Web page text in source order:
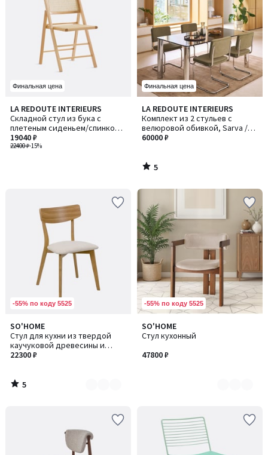
Финальная цена
LA REDOUTE INTERIEURS
Складной стул из бука с
плетеным сиденьем/спинкой,
Rivia / Ривиа
22400 ₽-15%
19040 ₽
Финальная цена
LA REDOUTE INTERIEURS
Комплект из 2 стульев с
велюровой обивкой, Sarva /
Сарва
60000 ₽
5
/
5
5
/
-55% по коду 5525
SO'HOME
Стул для кухни из твердой
каучуковой древесины и
шпона
22300 ₽
5
/
5
Количество
цветов:
4
5
/
-55% по коду 5525
SO'HOME
Стул кухонный
47800 ₽
Количество
цветов:
4